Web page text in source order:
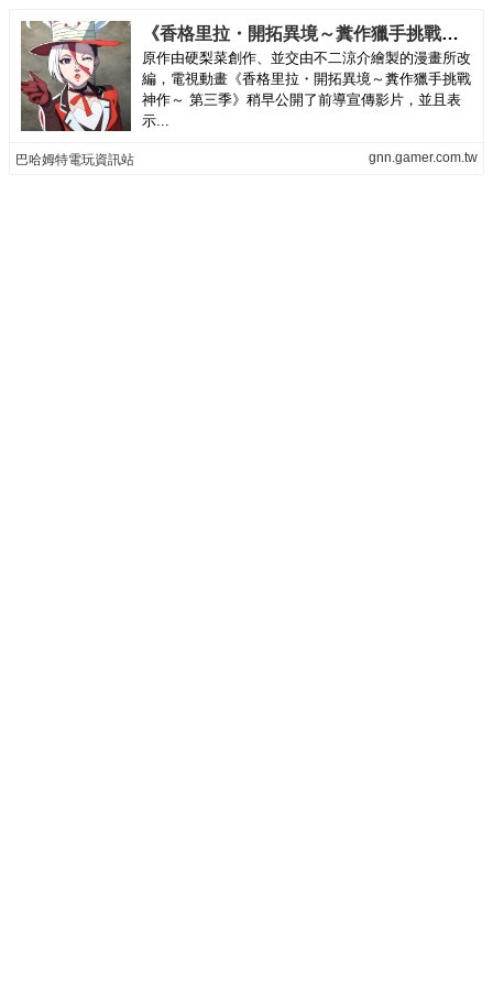
《香格里拉・開拓異境～糞作獵手挑戰神作～ 第三季》公開前導宣傳影片
原作由硬梨菜創作、並交由不二涼介繪製的漫畫所改
編，電視動畫《香格里拉・開拓異境～糞作獵手挑戰
神作～ 第三季》稍早公開了前導宣傳影片，並且表
示...
巴哈姆特電玩資訊站 gnn.gamer.com.tw